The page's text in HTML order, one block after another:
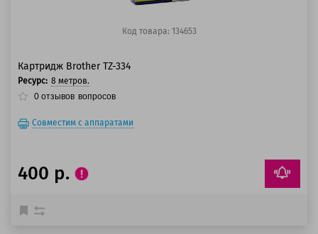
Код товара: 134653
Картридж Brother TZ-334
Ресурс: 8 метров.
0 отзывов вопросов
Совместим с аппаратами
400 р.